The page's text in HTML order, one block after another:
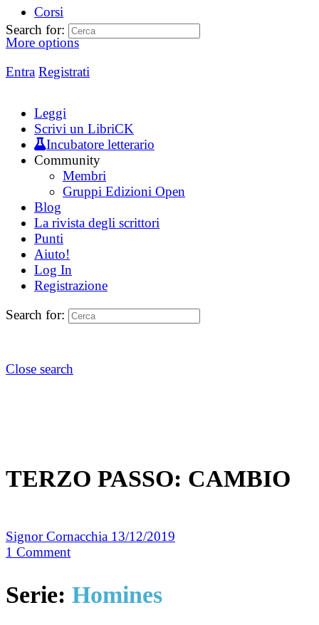
Corsi
More options
Entra Registrati
Search for:
Leggi
Scrivi un LibriCK
Incubatore letterario
Community
Membri
Gruppi Edizioni Open
Blog
La rivista degli scrittori
Punti
Aiuto!
Log In
Registrazione
Search for:
Close search
TERZO PASSO: CAMBIO
Signor Cornacchia 13/12/2019
1 Comment
Serie: Homines